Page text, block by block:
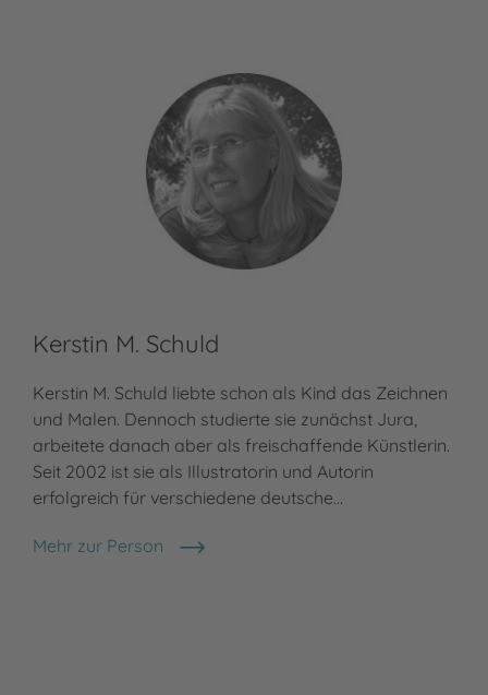
Kerstin M. Schuld
Kerstin M. Schuld liebte schon als Kind das Zeichnen
und Malen. Dennoch studierte sie zunächst Jura,
arbeitete danach aber als freischaffende Künstlerin.
Seit 2002 ist sie als Illustratorin und Autorin
erfolgreich für verschiedene deutsche…
Mehr zur Person
Kerstin M. Schuld